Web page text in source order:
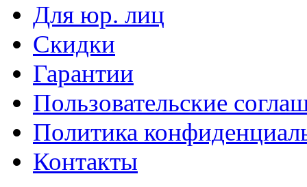
Для юр. лиц
Скидки
Гарантии
Пользовательские
Политика
Контакты